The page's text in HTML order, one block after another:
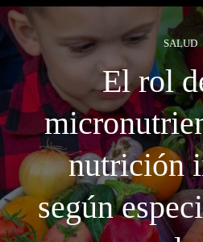
SALUD
El rol
nutrición
según